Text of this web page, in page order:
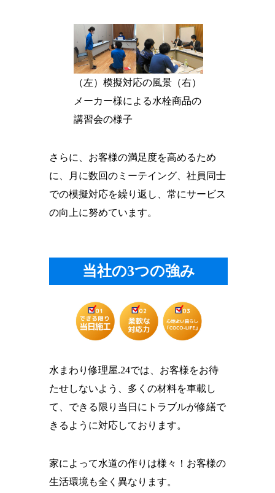
（左）模擬対応の風景（右）
メーカー様による水栓商品の
講習会の様子
さらに、お客様の満足度を高めるため
に、月に数回のミーテイング、社員同士
での模擬対応を繰り返し、常にサービス
の向上に努めています。
当社の3つの強み
水まわり修理屋.24では、お客様をお待
たせしないよう、多くの材料を車載し
て、できる限り当日にトラブルが修繕で
きるように対応しております。
家によって水道の作りは様々！お客様の
生活環境も全く異なります。